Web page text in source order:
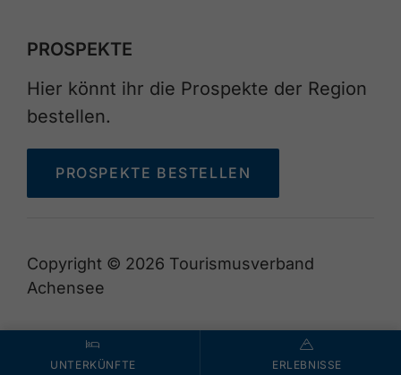
UNTERKÜNFTE ERLEBNISSE
PROSPEKTE
Hier könnt ihr die Prospekte der Region
bestellen.
PROSPEKTE BESTELLEN
Copyright © 2026 Tourismusverband
Achensee